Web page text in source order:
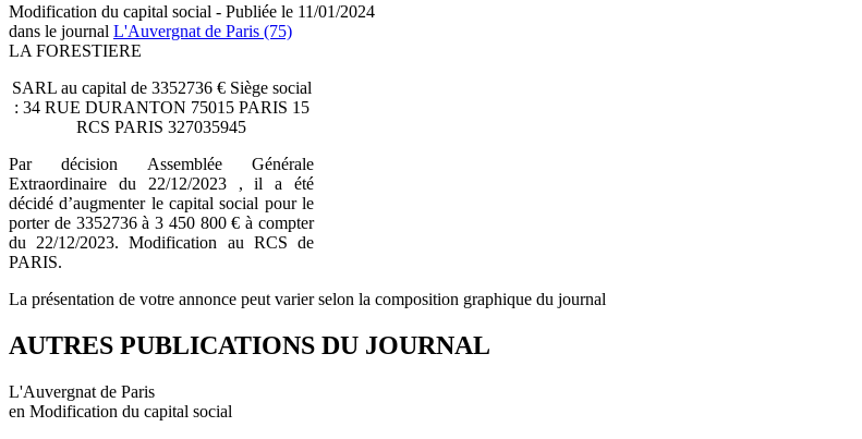
Modification du capital social - Publiée le 11/01/2024
dans le journal L'Auvergnat de Paris (75)
LA FORESTIERE
SARL au capital de 3352736 € Siège social
: 34 RUE DURANTON 75015 PARIS 15
RCS PARIS 327035945
Par décision Assemblée Générale
Extraordinaire du 22/12/2023 , il a été
décidé d’augmenter le capital social pour le
porter de 3352736 à 3 450 800 € à compter
du 22/12/2023. Modification au RCS de
PARIS.
La présentation de votre annonce peut varier selon la composition graphique du journal
AUTRES PUBLICATIONS DU JOURNAL
L'Auvergnat de Paris
en Modification du capital social